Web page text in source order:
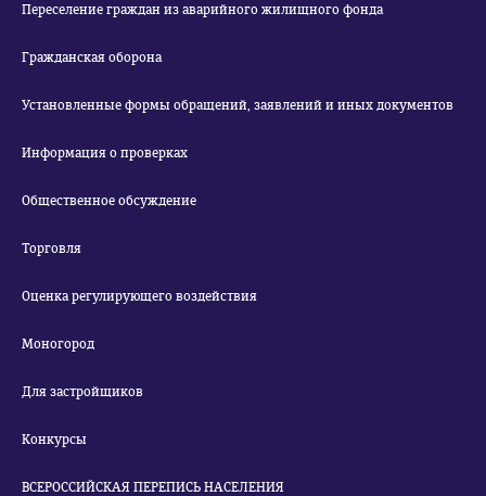
Переселение граждан из аварийного жилищного фонда
Гражданская оборона
Установленные формы обращений, заявлений и иных документов
Информация о проверках
Общественное обсуждение
Торговля
Оценка регулирующего воздействия
Моногород
Для застройщиков
Конкурсы
ВСЕРОССИЙСКАЯ ПЕРЕПИСЬ НАСЕЛЕНИЯ